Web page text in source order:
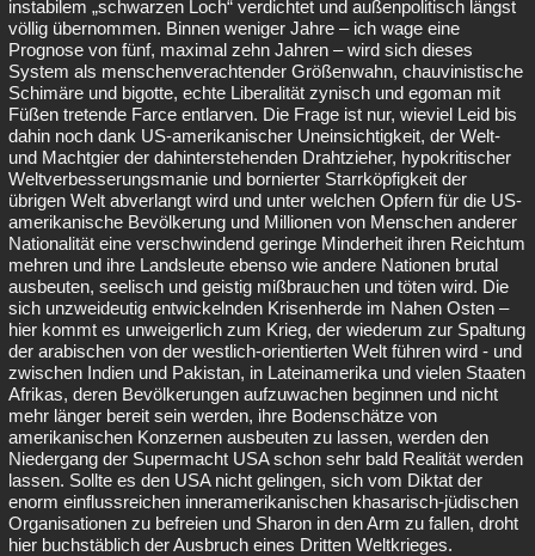
instabilem „schwarzen Loch“ verdichtet und außenpolitisch längst
völlig übernommen. Binnen weniger Jahre – ich wage eine
Prognose von fünf, maximal zehn Jahren – wird sich dieses
System als menschenverachtender Größenwahn, chauvinistische
Schimäre und bigotte, echte Liberalität zynisch und egoman mit
Füßen tretende Farce entlarven. Die Frage ist nur, wieviel Leid bis
dahin noch dank US-amerikanischer Uneinsichtigkeit, der Welt-
und Machtgier der dahinterstehenden Drahtzieher, hypokritischer
Weltverbesserungsmanie und bornierter Starrköpfigkeit der
übrigen Welt abverlangt wird und unter welchen Opfern für die US-
amerikanische Bevölkerung und Millionen von Menschen anderer
Nationalität eine verschwindend geringe Minderheit ihren Reichtum
mehren und ihre Landsleute ebenso wie andere Nationen brutal
ausbeuten, seelisch und geistig mißbrauchen und töten wird. Die
sich unzweideutig entwickelnden Krisenherde im Nahen Osten –
hier kommt es unweigerlich zum Krieg, der wiederum zur Spaltung
der arabischen von der westlich-orientierten Welt führen wird - und
zwischen Indien und Pakistan, in Lateinamerika und vielen Staaten
Afrikas, deren Bevölkerungen aufzuwachen beginnen und nicht
mehr länger bereit sein werden, ihre Bodenschätze von
amerikanischen Konzernen ausbeuten zu lassen, werden den
Niedergang der Supermacht USA schon sehr bald Realität werden
lassen. Sollte es den USA nicht gelingen, sich vom Diktat der
enorm einflussreichen inneramerikanischen khasarisch-jüdischen
Organisationen zu befreien und Sharon in den Arm zu fallen, droht
hier buchstäblich der Ausbruch eines Dritten Weltkrieges.